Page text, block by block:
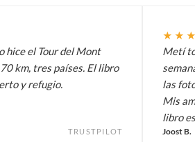
hice el Tour del Mont
km, tres países. El libro
y refugio.
TRUSTPILOT
Metí
las
Mis
libro
Joost B.